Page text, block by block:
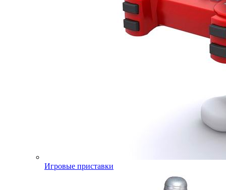
Игровые приставки